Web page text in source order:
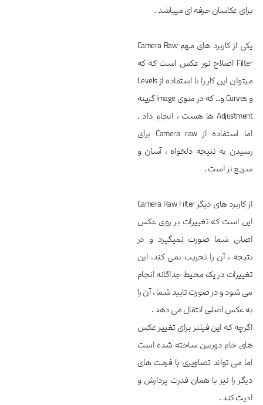
برای عکاسان حرفه ای میباشد .
یکی از کاربرد های مهم Camera Raw
Filter اصلاح نور عکس است که که
میتوان این کار را با استفاده از Levels
و Curves و… که در منوی Image گزینه
Adjustment ها هست ، انجام داد .
اما استفاده از Camera raw برای
رسیدن به نتیجه دلخواه ، آسان و
سریع تر است .
از کاربرد های دیگر Camera Raw Filter
این است که تغییرات بر روی عکس
اصلی شما صورت نمیگیرد و در
نتیجه ، آن را تخریب نمی کند. این
تغییرات در یک محیط جداگانه انجام
می شود و در صورت تایید شما ، آن را
به عکس اصلی انتقال می دهد .
اگرچه که این فیلتر برای تغییر عکس
های خام دوربین ساخته شده است
اما می تواند تصاویری با فرمت های
دیگر را نیز با همان قدرت پردازش و
ادیت کند .